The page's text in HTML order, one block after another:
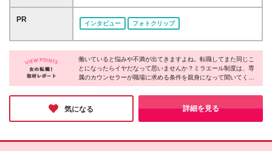
～ 栃木 18万2500円～ 滋賀/群馬 18万1500円～ 三
岡山 17万6000円～ 香川 17万5000円～ 北海道 17万
4000円～ 新潟 17万3500円～ 福島 16万9500円～ 山
口/愛媛 16万8500円～ 熊本 16万5500円～ 長崎 16万
同様) 勤務エリア/東京・神奈川・千葉・埼玉・名古
屋・大阪・京都・兵庫 ・札幌・仙台・静岡・福岡 試
ク）もOK 東京都内（渋谷、六本木、丸の内、新宿、
恵比寿、池袋、品川、秋葉原など）、神奈川、千葉、
埼玉、北海道、仙台、福島、新潟、栃木、群馬、つく
ば、長野、富山、静岡、名古屋、金沢、岐阜、三重、
滋賀、京都、大阪、神戸、奈良、広島、岡山、香川、
愛媛、山口、福岡、熊本、長崎、鹿児島の当社取引先
企業での勤務 ◆大手企業で働くチャンス！ ◆転勤な
し/自宅から通える範囲で希望を考慮して決定 ◆キレ
エリアも♪ ※配属先によって異なります 【勤務地エリ
アの一例】 東京都……23区内メイン 神奈川県……横
PR
インタビュー フォトクリップ
働いていると悩みや不満が出てきますよね。転職してまた同じこ
とになったらイヤだなって思いませんか？ミラエール制度は、専
属のカウンセラーが職場に求める条件を親身になって聞いてくれ
るみたい！入社してからじゃないとわからないことに悩まされる
心配もなくなりそうですね。女性が長く働くために必要な要素が
詰まった会社だと感じました！
気になる 詳細を見る